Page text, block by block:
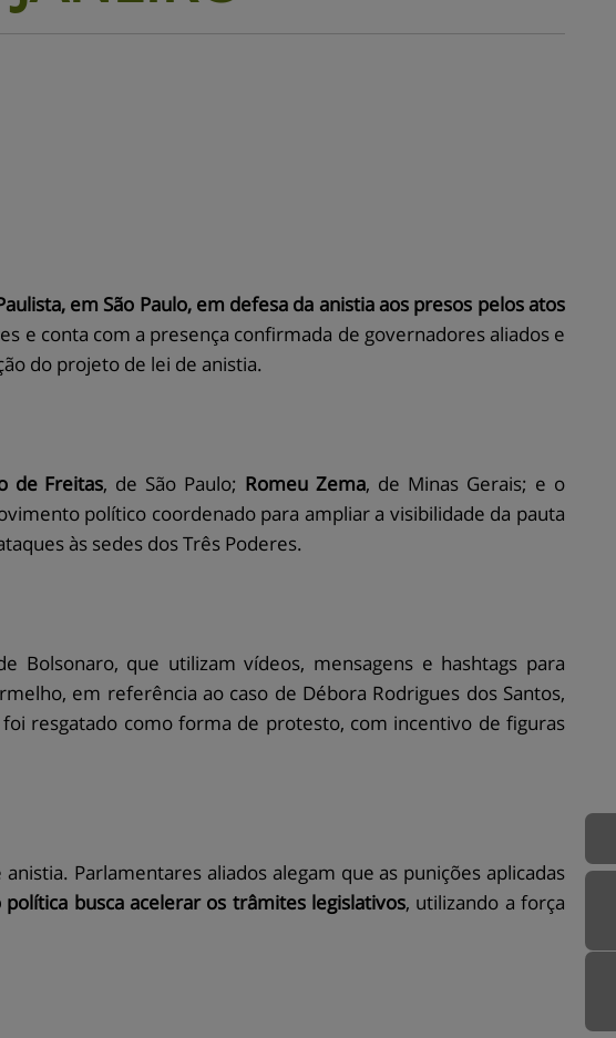
em São Paulo, em defesa da anistia aos presos pelos atos
e conta com a presença confirmada de governadores aliados e
do projeto de lei de anistia.
de Freitas, de São Paulo; Romeu Zema, de Minas Gerais; e o
político coordenado para ampliar a visibilidade da pauta
às sedes dos Três Poderes.
que utilizam vídeos, mensagens e hashtags para
em referência ao caso de Débora Rodrigues dos Santos,
resgatado como forma de protesto, com incentivo de figuras
Parlamentares aliados alegam que as punições aplicadas
política busca acelerar os trâmites legislativos, utilizando a força